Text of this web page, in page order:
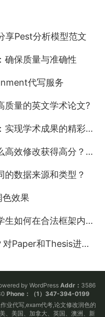
享Pest分析模型范文
确保质量与准确性
代写服务
质量的英文学术论文?
学术成果的精彩呈现
高分？论文修改检查流程介绍
数据来源和类型？
效果
何在合法框架内使用
和Thesis进行详细解析
by WordPress Addr： 3586
Phone：（1）347-394-0199
业代写,exam代考,论文修改润色的
、美国、加拿大、英国、澳洲、新